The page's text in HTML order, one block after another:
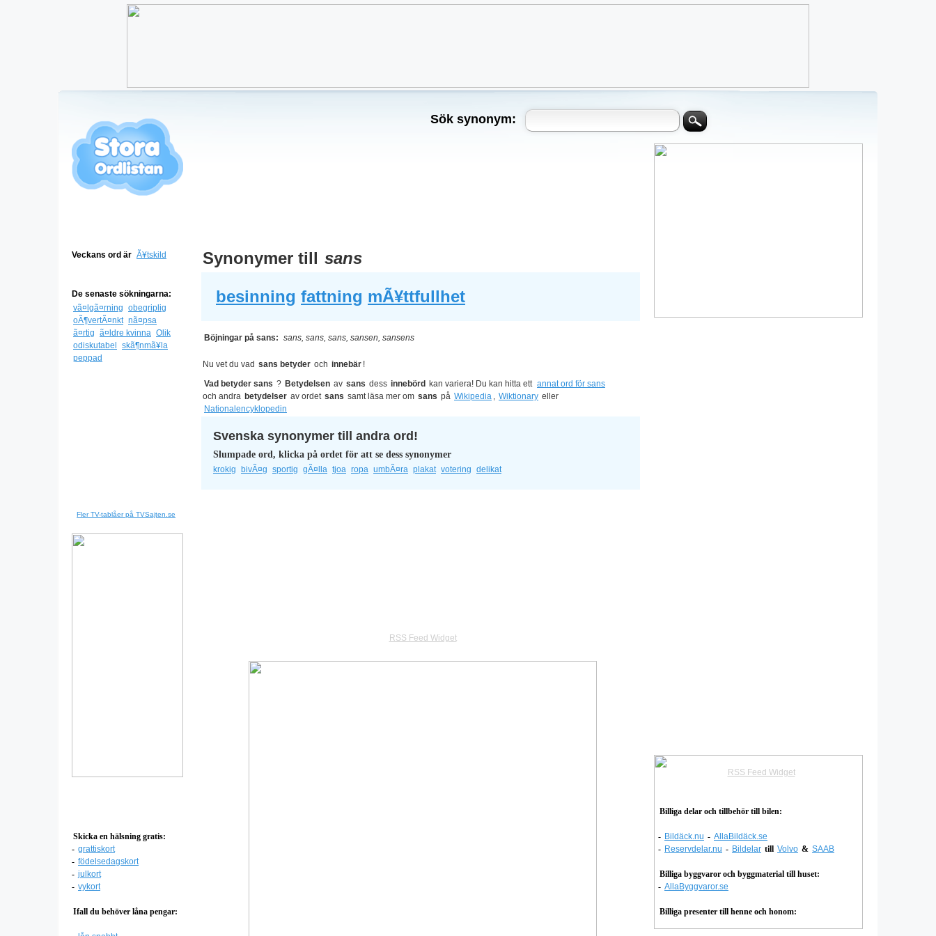
Veckans ord är Ã¥tskild
De senaste sökningarna:
vã¤lgã¤rning obegriplig
oÃ¶vertÃ¤nkt nã¤psa
ã¤rtig ã¤ldre kvinna Olik
odiskutabel
skã¶nmã¥la
peppad
Fler TV-tablåer på TVSajten.se
Skicka en hälsning gratis:
- grattiskort
- födelsedagskort
- julkort
- vykort
Ifall du behöver låna pengar:
RSS Feed Widget
Billiga delar och tillbehör till bilen:
- Bildäck.nu - AllaBildäck.se
- Reservdelar.nu - Bildelar till Volvo & SAAB
Billiga byggvaror och byggmaterial till huset:
- AllaByggvaror.se
Billiga presenter till henne och honom:
Sök synonym:
Synonymer till sans
besinning fattning mÃ¥ttfullhet
Böjningar på sans: sans, sans, sans, sansen, sansens
Nu vet du vad sans betyder och innebär !
Vad betyder sans ? Betydelsen av sans dess innebörd kan variera! Du kan hitta ett annat ord för sans
och andra betydelser av ordet sans samt läsa mer om sans på Wikipedia , Wiktionary eller
Nationalencyklopedin
Svenska synonymer till andra ord!
Slumpade ord, klicka på ordet för att se dess synonymer
krokig bivÃ¤g sportig gÃ¤lla tjoa ropa umbÃ¤ra plakat votering delikat
RSS Feed Widget